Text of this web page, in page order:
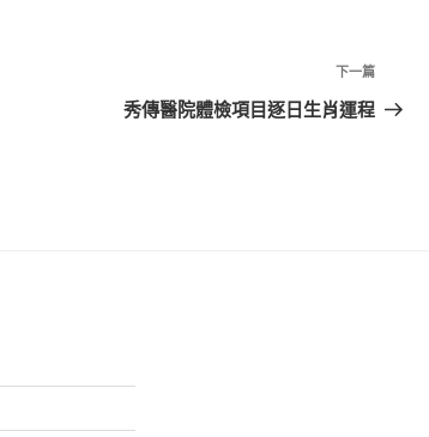
下
一
下一篇
秀傳醫院體檢項目逐日生肖運程